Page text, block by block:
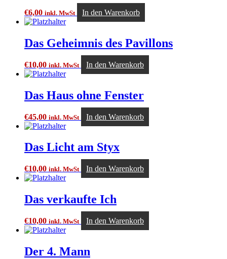
€6,00 inkl. MwSt In den Warenkorb
Das Geheimnis des Pavillons
€10,00 inkl. MwSt In den Warenkorb
Das Haus ohne Fenster
€45,00 inkl. MwSt In den Warenkorb
Das Licht am Styx
€10,00 inkl. MwSt In den Warenkorb
Das verkaufte Ich
€10,00 inkl. MwSt In den Warenkorb
Der 4. Mann